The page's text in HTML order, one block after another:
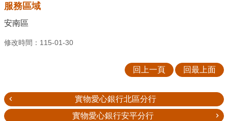
服務區域
安南區
修改時間：115-01-30
回上一頁 回最上面
實物愛心銀行北區分行
實物愛心銀行安平分行